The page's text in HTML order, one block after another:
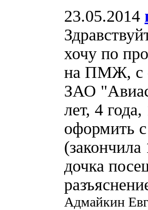
23.05.2014
хочу по
на ПМЖ, с
ЗАО
лет, 4
оформить
дочка
Адмайкин